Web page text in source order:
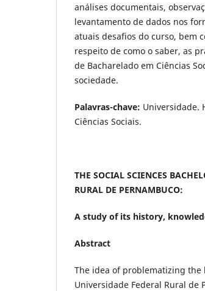
análises documentais,
levantamento de dados nos
atuais desafios do curso, bem
respeito de como o saber, as
de Bacharelado em Ciências
sociedade.
Palavras-chave: Universidade.
Ciências Sociais.
THE SOCIAL SCIENCES
RURAL DE PERNAMBUCO:
A study of its history,
Abstract
The idea of problematizing the
Universidade Federal Rural de